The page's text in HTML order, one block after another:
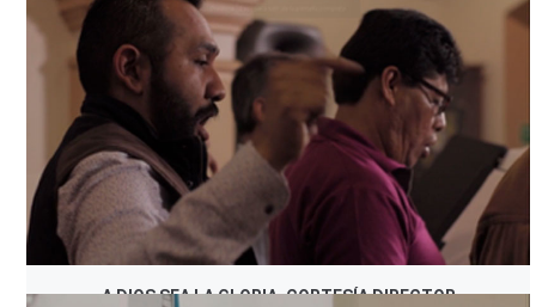
A DIOS SEA LA GLORIA, CORTESÍA DIRECTOR